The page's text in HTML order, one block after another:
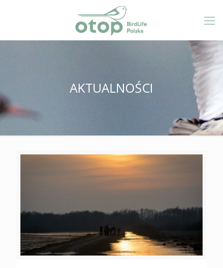
AKTUALNOŚCI